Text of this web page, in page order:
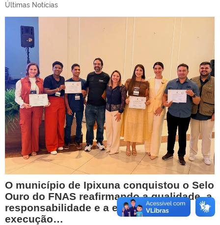
Últimas Notícias
O município de Ipixuna conquistou o Selo
Ouro do FNAS reafirmando a qualidade, a
responsabilidade e a eficiência na
execução…